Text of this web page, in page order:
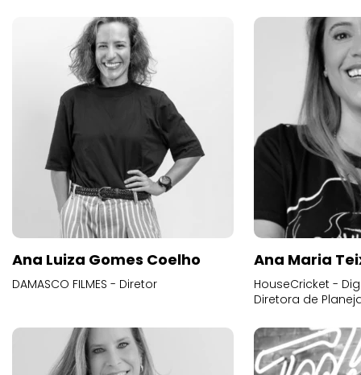
Ana Luiza Gomes Coelho
DAMASCO FILMES - Diretor
Ana Maria
HouseCricket -
Diretora de